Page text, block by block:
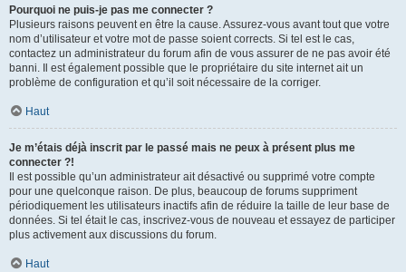
Pourquoi ne puis-je pas me connecter ?
Plusieurs raisons peuvent en être la cause. Assurez-vous avant tout que votre
nom d’utilisateur et votre mot de passe soient corrects. Si tel est le cas,
contactez un administrateur du forum afin de vous assurer de ne pas avoir été
banni. Il est également possible que le propriétaire du site internet ait un
problème de configuration et qu’il soit nécessaire de la corriger.
Haut
Je m’étais déjà inscrit par le passé mais ne peux à présent plus me
connecter ?!
Il est possible qu’un administrateur ait désactivé ou supprimé votre compte
pour une quelconque raison. De plus, beaucoup de forums suppriment
périodiquement les utilisateurs inactifs afin de réduire la taille de leur base de
données. Si tel était le cas, inscrivez-vous de nouveau et essayez de participer
plus activement aux discussions du forum.
Haut